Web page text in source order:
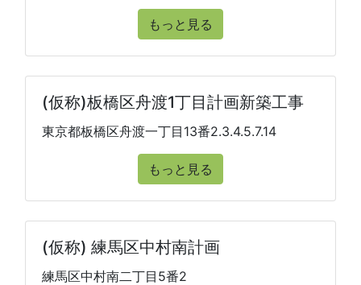
もっと見る
(仮称)板橋区舟渡1丁目計画新築工事
東京都板橋区舟渡一丁目13番2.3.4.5.7.14
もっと見る
(仮称) 練馬区中村南計画
練馬区中村南二丁目5番2